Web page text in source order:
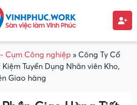
Cụm Công nghiệp » Công Ty Cổ
Tuyển Dụng Nhân viên Kho,
Giao hàng